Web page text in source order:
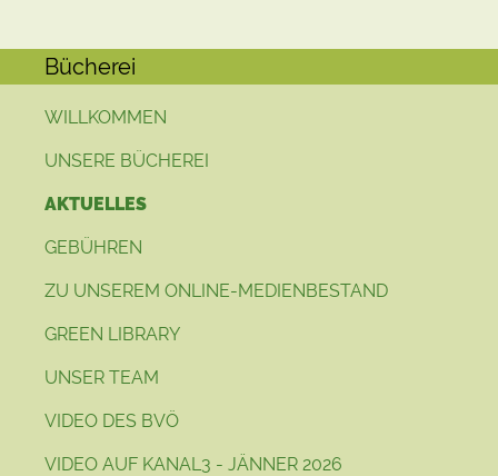
Bücherei
WILLKOMMEN
UNSERE BÜCHEREI
AKTUELLES
GEBÜHREN
ZU UNSEREM ONLINE-MEDIENBESTAND
GREEN LIBRARY
UNSER TEAM
VIDEO DES BVÖ
VIDEO AUF KANAL3 - JÄNNER 2026